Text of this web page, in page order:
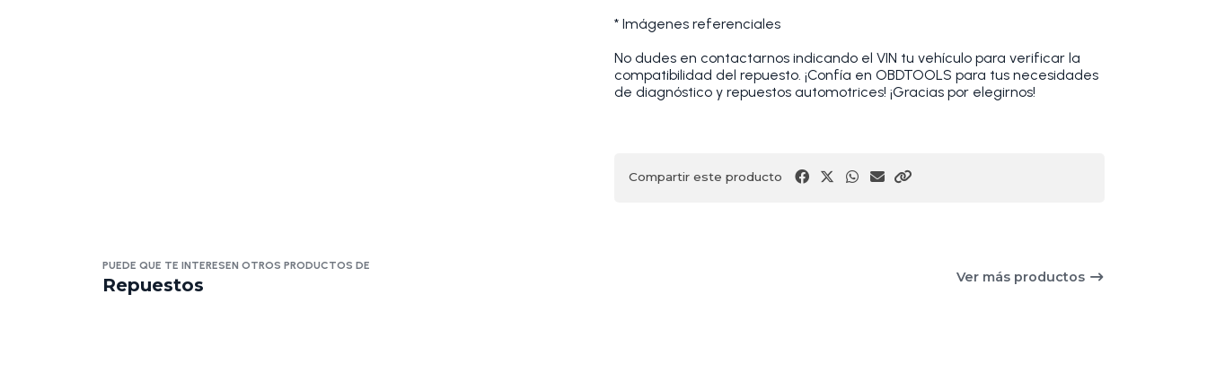
* Imágenes referenciales
No dudes en contactarnos indicando el VIN tu vehículo para verificar la
compatibilidad del repuesto. ¡Confía en OBDTOOLS para tus necesidades
de diagnóstico y repuestos automotrices! ¡Gracias por elegirnos!
Compartir este producto
PUEDE QUE TE INTERESEN OTROS PRODUCTOS DE
Repuestos Ver más productos